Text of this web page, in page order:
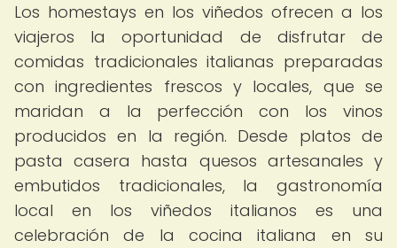
Los homestays en los viñedos ofrecen a los
viajeros la oportunidad de disfrutar de
comidas tradicionales italianas preparadas
con ingredientes frescos y locales, que se
maridan a la perfección con los vinos
producidos en la región. Desde platos de
pasta casera hasta quesos artesanales y
embutidos tradicionales, la gastronomía
local en los viñedos italianos es una
celebración de la cocina italiana en su